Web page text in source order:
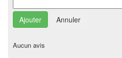
Annuler
Aucun avis